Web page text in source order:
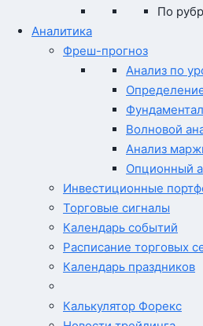
По
Аналитика
Фреш-прогноз
Анализ по
Волновой
Анализ
Опционный
Инвестиционные
Торговые сигналы
Календарь событий
Расписание торговых
Календарь праздников
Калькулятор Форекс